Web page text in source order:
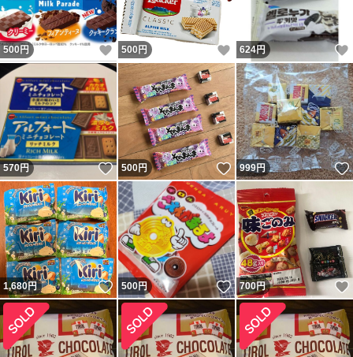
500 円 いいね！
500 円 いいね！
624円
570円 いいね！
500円 いいね！
999円
1,680円 いいね！
500円 いいね！
700円